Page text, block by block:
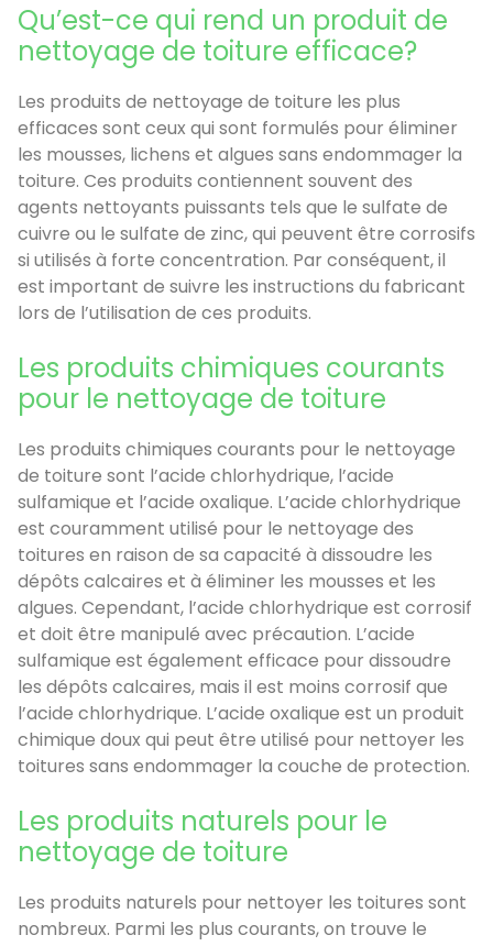
Qu’est-ce qui rend un produit de
nettoyage de toiture efficace?
Les produits de nettoyage de toiture les plus
efficaces sont ceux qui sont formulés pour éliminer
les mousses, lichens et algues sans endommager la
toiture. Ces produits contiennent souvent des
agents nettoyants puissants tels que le sulfate de
cuivre ou le sulfate de zinc, qui peuvent être corrosifs
si utilisés à forte concentration. Par conséquent, il
est important de suivre les instructions du fabricant
lors de l’utilisation de ces produits.
Les produits chimiques courants
pour le nettoyage de toiture
Les produits chimiques courants pour le nettoyage
de toiture sont l’acide chlorhydrique, l’acide
sulfamique et l’acide oxalique. L’acide chlorhydrique
est couramment utilisé pour le nettoyage des
toitures en raison de sa capacité à dissoudre les
dépôts calcaires et à éliminer les mousses et les
algues. Cependant, l’acide chlorhydrique est corrosif
et doit être manipulé avec précaution. L’acide
sulfamique est également efficace pour dissoudre
les dépôts calcaires, mais il est moins corrosif que
l’acide chlorhydrique. L’acide oxalique est un produit
chimique doux qui peut être utilisé pour nettoyer les
toitures sans endommager la couche de protection.
Les produits naturels pour le
nettoyage de toiture
Les produits naturels pour nettoyer les toitures sont
nombreux. Parmi les plus courants, on trouve le